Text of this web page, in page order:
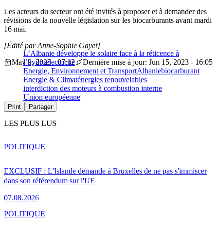
Les acteurs du secteur ont été invités à proposer et à demander des
révisions de la nouvelle législation sur les biocarburants avant mardi
16 mai.
L’Albanie développe le solaire face à la réticence à
l’hydroélectricité
[Édité par Anne-Sophie Gayet]
May 9, 2023 - 07:12
Dernière mise à jour: Jun 15, 2023 - 16:05
Energie, Environnement et TransportAlbaniebiocarburant
Energie & Climaténergies renouvelables
interdiction des moteurs à combustion interne
Union européenne
Print Partager
LES PLUS LUS
EXCLUSIF : L'Islande demande à Bruxelles de ne pas s'immiscer
dans son référendum sur l'UE
07.08.2026
POLITIQUE
POLITIQUE